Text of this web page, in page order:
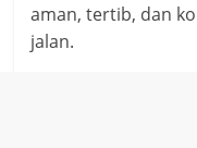
aman, tertib, dan
jalan.